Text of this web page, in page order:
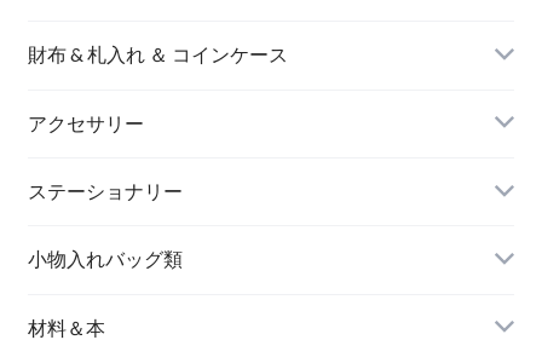
財布 & 札入れ ＆ コインケース
長財布
アクセサリー
イヤリング＆ピアス
バングル＆ブレスレット
ステーショナリー
名刺入れ
小物入れバッグ類
バッグ
材料＆本